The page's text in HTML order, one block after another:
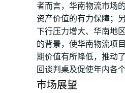
者而言，华南物流市场
资产价值的有力保障；
下行压力增大、华南地
的背景，使华南物流项
期价值有所降低，推动
回谈判桌及促使年内各
市场展望